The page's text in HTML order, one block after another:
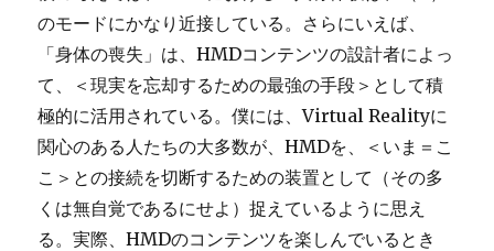
のモードにかなり近接している。さらにいえば、
「身体の喪失」は、HMDコンテンツの設計者によっ
て、＜現実を忘却するための最強の手段＞として積
極的に活用されている。僕には、Virtual Realityに
関心のある人たちの大多数が、HMDを、＜いま＝こ
こ＞との接続を切断するための装置として（その多
くは無自覚であるにせよ）捉えているように思え
る。実際、HMDのコンテンツを楽しんでいるとき